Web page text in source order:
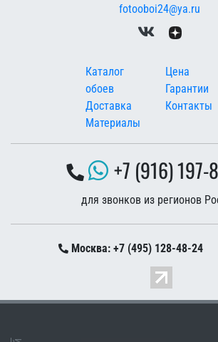
fotooboi24@ya.ru
Меню в подвале
Каталог
обоев
Доставка
Материалы
Цена
Гарантии
Контакты
+7 (916) 197-
для звонков из регионов
Москва: +7 (495) 128-48-24